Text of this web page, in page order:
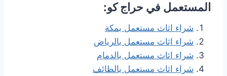
المستعمل في حراج كو:
شراء اثاث مستعمل بمكة
شراء اثاث مستعمل بالرياض
شراء اثاث مستعمل بالدمام
شراء اثاث مستعمل بالطائف